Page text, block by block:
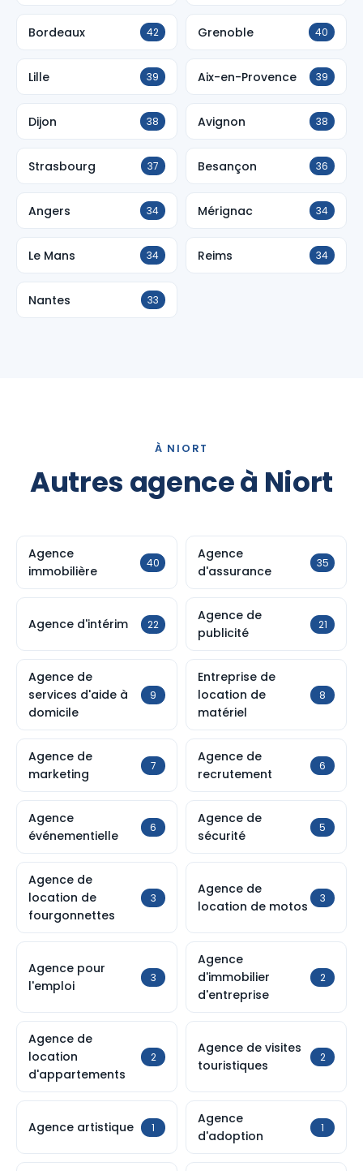
Bordeaux 42 Grenoble 40
Lille 39 Aix-en-Provence 39
Dijon 38 Avignon 38
Strasbourg 37 Besançon 36
Angers 34 Mérignac 34
Le Mans 34 Reims 34
Nantes 33
À NIORT
Autres agence à Niort
Agence
immobilière
40
Agence
d'assurance
35
Agence d'intérim 22
Agence de
publicité
21
Agence de
services d'aide à
domicile
9
Entreprise de
location de
matériel
8
Agence de
marketing
7
Agence de
recrutement
6
Agence
événementielle
6
Agence de
sécurité
5
Agence de
location de
fourgonnettes
3
Agence de
location de motos
3
Agence pour
l'emploi
3
Agence
d'immobilier
d'entreprise
2
Agence de
location
d'appartements
2
Agence de visites
touristiques
2
Agence artistique 1
Agence
d'adoption
1